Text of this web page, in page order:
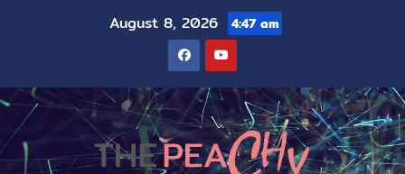
August 8, 2026 4:47 am